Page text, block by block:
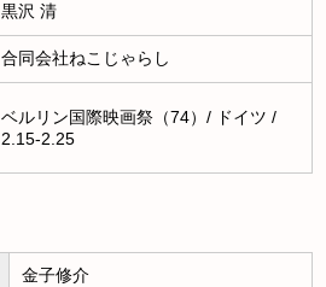
黒沢 清
合同会社ねこじゃらし
ベルリン国際映画祭（74）/ ドイツ /
2.15-2.25
金子修介